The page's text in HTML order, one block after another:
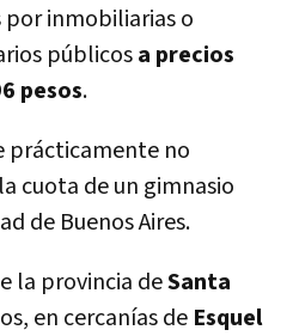
por inmobiliarias o
públicosa precios
pesos.
prácticamente no
cuota de un gimnasio
de Buenos Aires.
la provincia deSanta
en cercanías de Esquel